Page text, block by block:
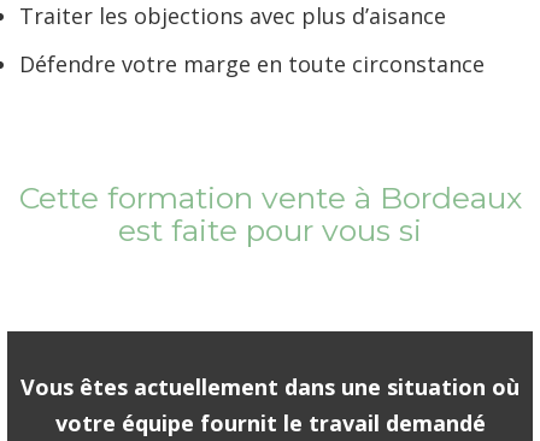
Traiter les objections avec plus d’aisance
Défendre votre marge en toute circonstance
Cette formation vente à Bordeaux
est faite pour vous si
Vous êtes actuellement dans une situation où
votre équipe fournit le travail demandé